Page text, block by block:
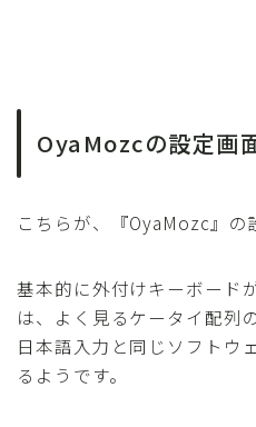
OyaMozcの設定画
こちらが、『OyaMozc』の
基本的に外付けキーボード
は、よく見るケータイ配列
日本語入力と同じソフトウ
るようです。